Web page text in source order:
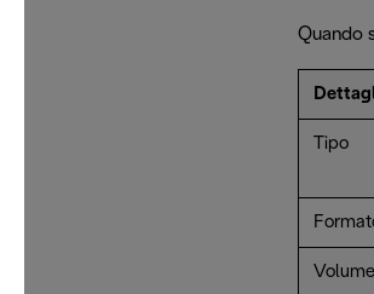
Quando
Tipo